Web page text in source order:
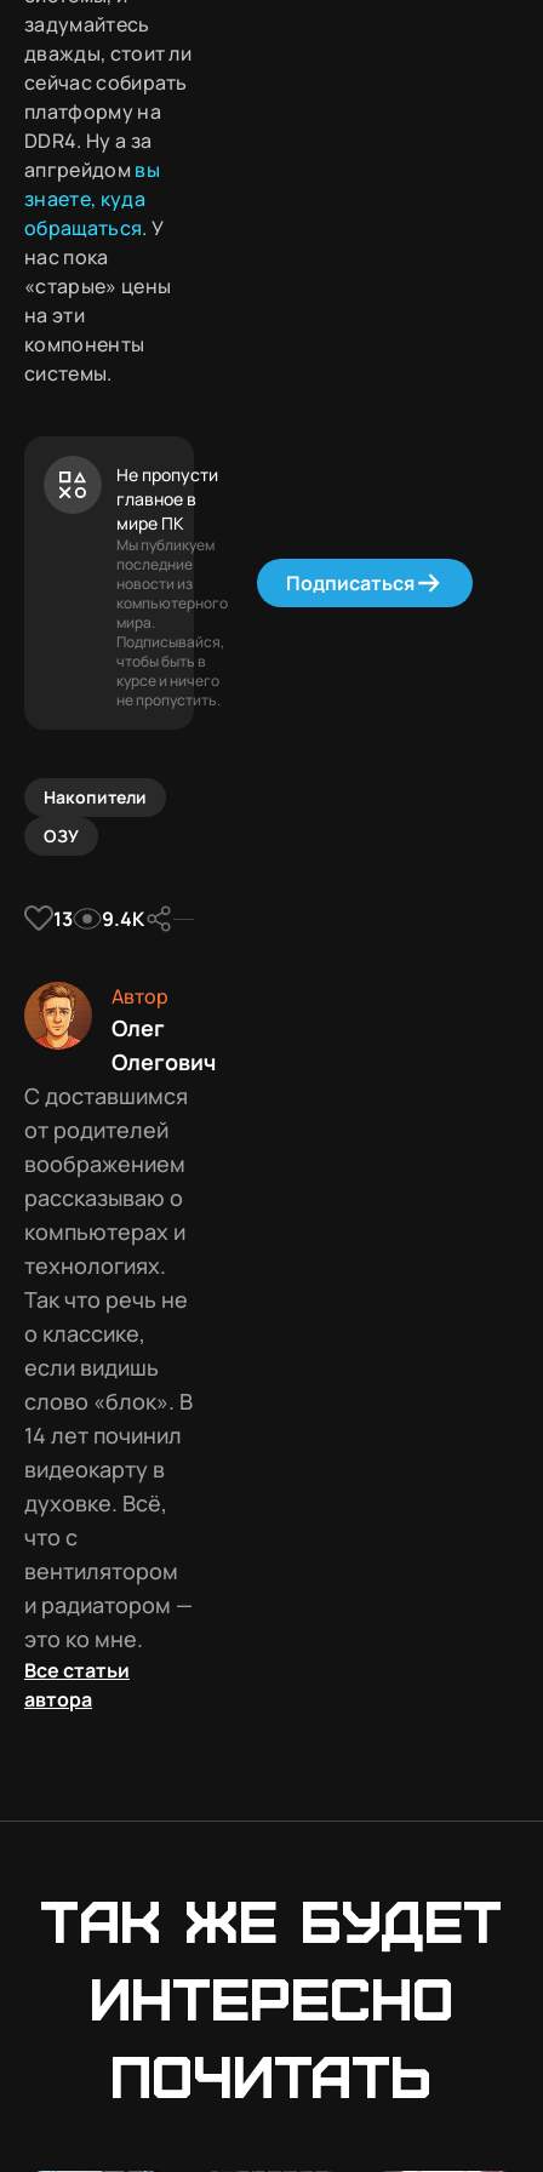
задумайтесь
дважды, стоит ли
сейчас собирать
платформу на
DDR4. Ну а за
апгрейдом вы
знаете, куда
обращаться. У
нас пока
«старые» цены
на эти
компоненты
системы.
Не пропусти
главное в
мире ПК
Мы публикуем
последние
новости из
компьютерного
мира.
Подписывайся,
чтобы быть в
курсе и ничего
не пропустить.
Подписаться
Накопители
ОЗУ
13 9.4К
Автор
Олег
Олегович
С доставшимся
от родителей
воображением
рассказываю о
компьютерах и
технологиях.
Так что речь не
о классике,
если видишь
слово «блок». В
14 лет починил
видеокарту в
духовке. Всё,
что с
вентилятором
и радиатором —
это ко мне.
Все статьи
автора
Так же будет
интересно
почитать